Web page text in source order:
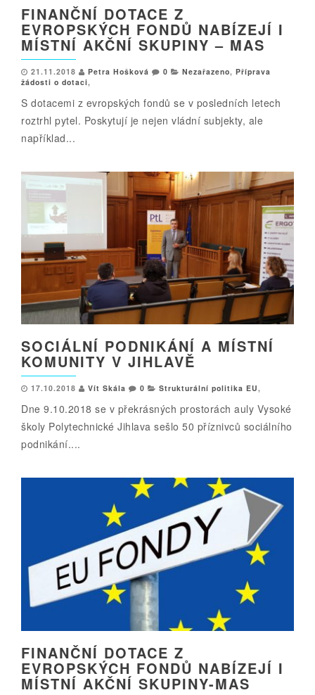
FINANČNÍ DOTACE Z
EVROPSKÝCH FONDŮ NABÍZEJÍ I
MÍSTNÍ AKČNÍ SKUPINY – MAS
21.11.2018 Petra Hošková 0 Nezařazeno, Příprava
žádosti o dotaci,
S dotacemi z evropských fondů se v posledních letech
roztrhl pytel. Poskytují je nejen vládní subjekty, ale
například...
SOCIÁLNÍ PODNIKÁNÍ A MÍSTNÍ
KOMUNITY V JIHLAVĚ
17.10.2018 Vít Skála 0 Strukturální politika EU,
Dne 9.10.2018 se v překrásných prostorách auly Vysoké
školy Polytechnické Jihlava sešlo 50 příznivců sociálního
podnikání....
FINANČNÍ DOTACE Z
EVROPSKÝCH FONDŮ NABÍZEJÍ I
MÍSTNÍ AKČNÍ SKUPINY-MAS